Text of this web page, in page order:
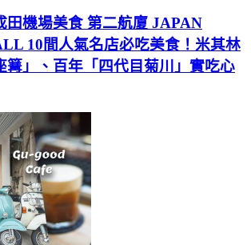
田機場美食 第二航廈 JAPAN
10間人氣名店必吃美食！米其林
篝」、百年「四代目菊川」實吃心